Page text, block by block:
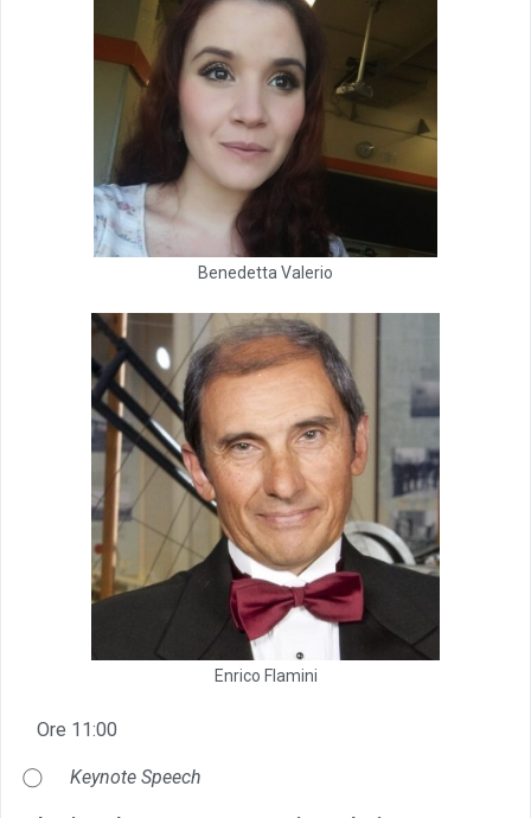
Benedetta Valerio
Enrico Flamini
Ore 11:00
⃝ Keynote Speech